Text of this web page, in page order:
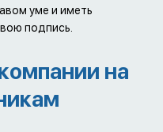
уме и иметь
подпись.
на